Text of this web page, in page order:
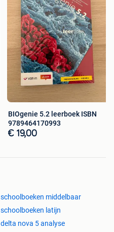
BIOgenie 5.2 leerboek ISBN
9789464170993
€ 19,00
schoolboeken middelbaar
schoolboeken latijn
delta nova 5 analyse